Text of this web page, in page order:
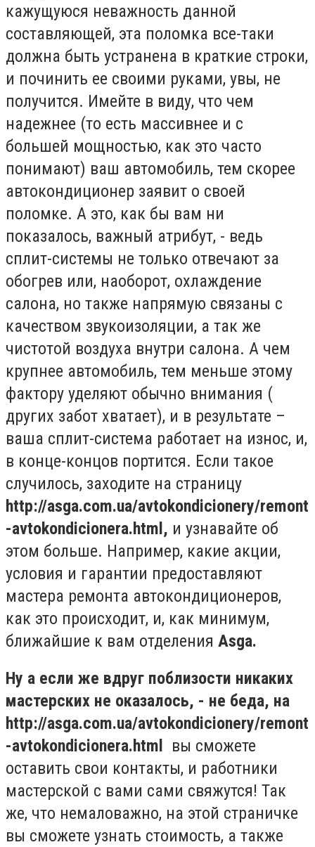
кажущуюся неважность данной
составляющей, эта поломка все-таки
должна быть устранена в краткие строки,
и починить ее своими руками, увы, не
получится. Имейте в виду, что чем
надежнее (то есть массивнее и с
большей мощностью, как это часто
понимают) ваш автомобиль, тем скорее
автокондиционер заявит о своей
поломке. А это, как бы вам ни
показалось, важный атрибут, - ведь
сплит-системы не только отвечают за
обогрев или, наоборот, охлаждение
салона, но также напрямую связаны с
качеством звукоизоляции, а так же
чистотой воздуха внутри салона. А чем
крупнее автомобиль, тем меньше этому
фактору уделяют обычно внимания (
других забот хватает), и в результате –
ваша сплит-система работает на износ, и,
в конце-концов портится. Если такое
случилось, заходите на страницу
http://asga.com.ua/avtokondicionery/remont
-avtokondicionera.html, и узнавайте об
этом больше. Например, какие акции,
условия и гарантии предоставляют
мастера ремонта автокондиционеров,
как это происходит, и, как минимум,
ближайшие к вам отделения Asga.
Ну а если же вдруг поблизости никаких
мастерских не оказалось, - не беда, на
http://asga.com.ua/avtokondicionery/remont
-avtokondicionera.html
вы сможете
оставить свои контакты, и работники
мастерской с вами сами свяжутся! Так
же, что немаловажно, на этой страничке
вы сможете узнать стоимость, а также